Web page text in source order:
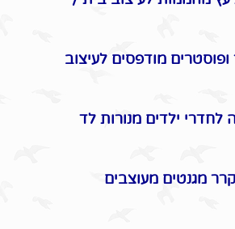
ופוסטרים מודפסים לעיצוב
לחדרי ילדים מנורות לד
מגנטים מעוצבים